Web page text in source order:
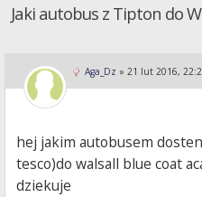
Jaki autobus z Tipton do
Aga_Dz » 21 lut 2016,
hej jakim autobusem
tesco)do walsall blue coat
dziekuje